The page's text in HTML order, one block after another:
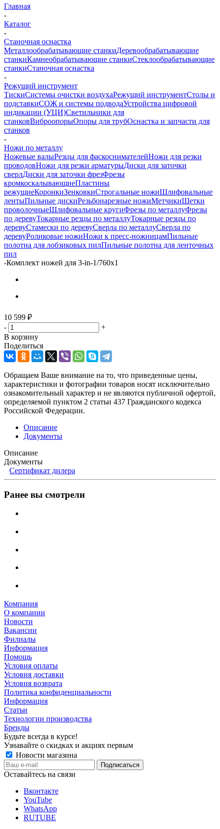
Главная
-
Каталог
-
Станочная оснастка
Металлообрабатывающие станкиДеревообрабатывающие
станкиКамнеобрабатывающие станкиСтеклообрабатывающие
станкиСтаночная оснастка
-
Режущий инструмент
ТискиСистемы очистки воздухаРежущий инструментСтолы и
подставкиСОЖ и системы подводаУстройства цифровой
индикации (УЦИ)Светильники для
станковВиброопорыОпоры для трубОснастка и запчасти для
станков
-
Ножи по металлу
Ножевые валыРезцы для фаскоснимателейНожи для резки
проводовНожи для резки арматурыДиски для заточки
сверлДиски для заточки фрезФрезы
кромкоскалывающиеПластины
режущиеКоронкиЗенковкиСтрогальные ножиШлифовальные
лентыПильные дискиРезьбонарезные ножиМетчикиЩетки
проволочныеШлифовальные кругиФрезы по металлуФрезы
по деревуТокарные резцы по металлуТокарные резцы по
деревуСтамески по деревуСверла по металлуСверла по
деревуРоликовые ножиНожи к пресс-ножницамПильные
полотна для лобзиковых пилПильные полотна для ленточных
пил
-Комплект ножей для 3-in-1/760x1
10 599 ₽
-
+
В корзину
Поделиться
Обращаем Ваше внимание на то, что приведенные цены,
характеристики и фотографии товаров носят исключительно
ознакомительный характер и не являются публичной офертой,
определяемой пунктом 2 статьи 437 Гражданского кодекса
Российской Федерации.
Описание
Документы
Описание
Документы
Сертификат дилера
Ранее вы смотрели
Компания
О компании
Новости
Вакансии
Филиалы
Информация
Помощь
Условия оплаты
Условия доставки
Условия возврата
Политика конфиденциальности
Информация
Статьи
Технологии производства
Бренды
Будьте всегда в курсе!
Узнавайте о скидках и акциях первым
Новости магазина
Оставайтесь на связи
Вконтакте
YouTube
WhatsApp
RUTUBE